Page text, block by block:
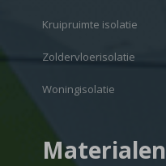
Kruipruimte isolatie
Zoldervloerisolatie
Woningisolatie
Materialen